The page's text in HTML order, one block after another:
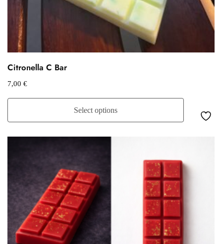
Citronella C Bar
7,00 €
Select options